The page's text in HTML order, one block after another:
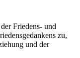
Friedens- und
zu,
und der